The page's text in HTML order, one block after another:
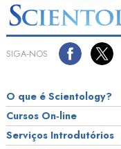
SIGA‑NOS
O que é Scientology?
Cursos On‑line
Serviços Introdutórios